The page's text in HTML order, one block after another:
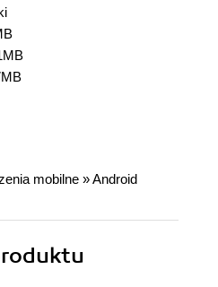
mobilne »Android